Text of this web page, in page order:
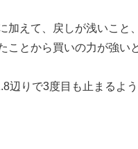
加えて、戻しが浅いこと
ことから買いの力が強い
辺りで3度目も止まるよ